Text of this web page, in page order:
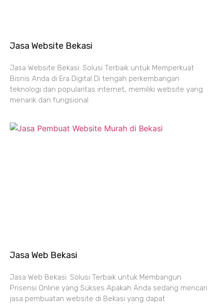
Jasa Website Bekasi
Jasa Website Bekasi: Solusi Terbaik untuk Memperkuat
Bisnis Anda di Era Digital Di tengah perkembangan
teknologi dan popularitas internet, memiliki website yang
menarik dan fungsional
Jasa Web Bekasi
Jasa Web Bekasi: Solusi Terbaik untuk Membangun
Prisensi Online yang Sukses Apakah Anda sedang mencari
jasa pembuatan website di Bekasi yang dapat